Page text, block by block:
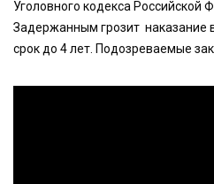
Уголовного кодекса Российской
Задержанным грозит наказание
срок до 4 лет. Подозреваемые